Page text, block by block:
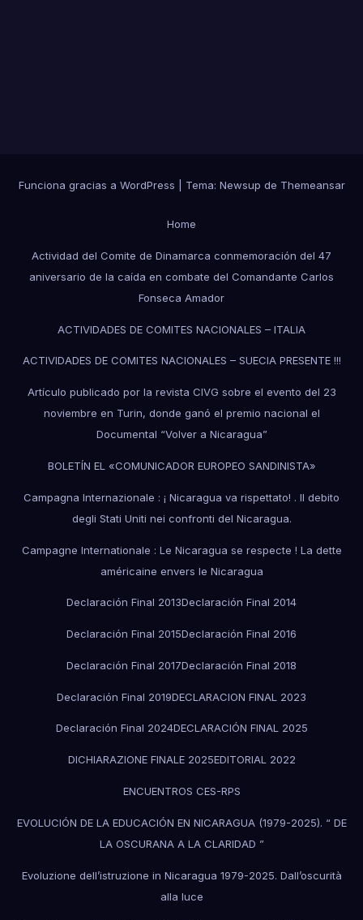
Funciona gracias a WordPress Tema: Newsup de Themeansar
Home
Actividad del Comite de Dinamarca conmemoración del 47
aniversario de la caída en combate del Comandante Carlos
Fonseca Amador
ACTIVIDADES DE COMITES NACIONALES – ITALIA
ACTIVIDADES DE COMITES NACIONALES – SUECIA PRESENTE !!!
Artículo publicado por la revista CIVG sobre el evento del 23
noviembre en Turin, donde ganó el premio nacional el
Documental “Volver a Nicaragua”
BOLETÍN EL «COMUNICADOR EUROPEO SANDINISTA»
Campagna Internazionale : ¡ Nicaragua va rispettato! . Il debito
degli Stati Uniti nei confronti del Nicaragua.
Campagne Internationale : Le Nicaragua se respecte ! La dette
américaine envers le Nicaragua
Declaración Final 2013Declaración Final 2014
Declaración Final 2015Declaración Final 2016
Declaración Final 2017Declaración Final 2018
Declaración Final 2019DECLARACION FINAL 2023
Declaración Final 2024DECLARACIÓN FINAL 2025
DICHIARAZIONE FINALE 2025EDITORIAL 2022
ENCUENTROS CES-RPS
EVOLUCIÓN DE LA EDUCACIÓN EN NICARAGUA (1979-2025). “ DE
LA OSCURANA A LA CLARIDAD ”
Evoluzione dell’istruzione in Nicaragua 1979-2025. Dall’oscurità
alla luce